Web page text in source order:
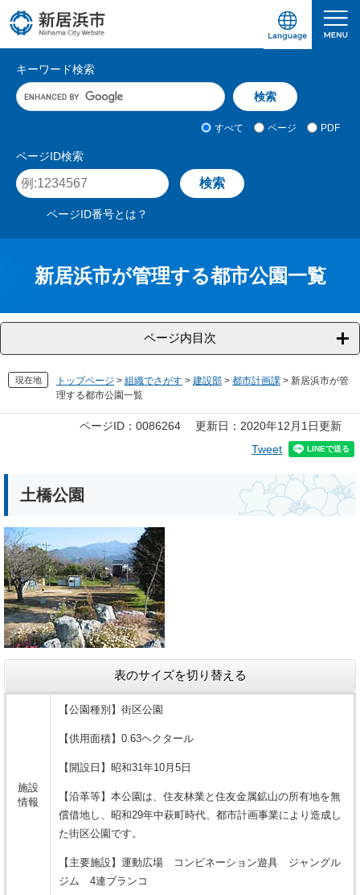
ー
ニ
愛媛県新居浜市ホームページ｜四国屈指の臨海
キーワード検索
キ
ー
ド
力
すべて ページ PDF
ページID検索
ペ
ー
D
ページID番号とは？
新居浜市が管理する都市公園一覧
ページ内目次
現在地 トップページ > 組織でさがす > 建設部 > 都市計画課 > 新居浜市が管
理する都市公園一覧
ページID：0086264
更新日：2020年12月1日更新
Tweet
土橋公園
表のサイズを切り替える
施設
情報
【公園種別】街区公園
【供用面積】0.63ヘクタール
【開設日】昭和31年10月5日
【沿革等】本公園は、住友林業と住友金属鉱山の所有地を無
償借地し、昭和29年中萩町時代、都市計画事業により造成し
た街区公園です。
【主要施設】運動広場 コンビネーション遊具 ジャングル
ジム 4連ブランコ